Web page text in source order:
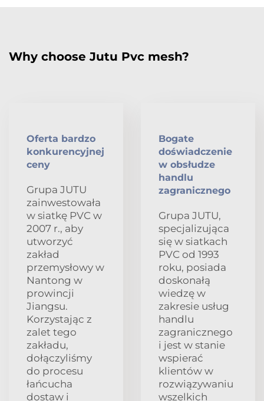
Why choose Jutu Pvc mesh?
Oferta bardzo
konkurencyjnej
ceny
Grupa JUTU
zainwestowała
w siatkę PVC w
2007 r., aby
utworzyć
zakład
przemysłowy w
Nantong w
prowincji
Jiangsu.
Korzystając z
zalet tego
zakładu,
dołączyliśmy
do procesu
łańcucha
dostaw i
Bogate
doświadczenie
w obsłudze
handlu
zagranicznego
Grupa JUTU,
specjalizująca
się w siatkach
PVC od 1993
roku, posiada
doskonałą
wiedzę w
zakresie usług
handlu
zagranicznego
i jest w stanie
wspierać
klientów w
rozwiązywaniu
wszelkich